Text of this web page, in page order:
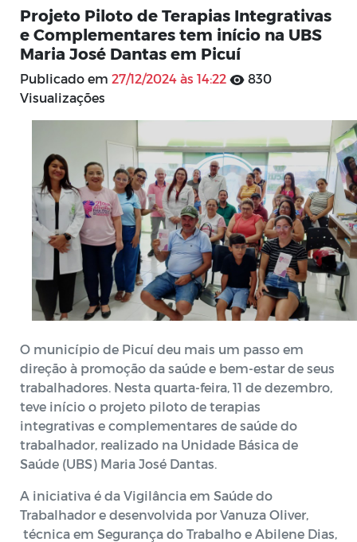
Projeto Piloto de Terapias Integrativas
e Complementares tem início na UBS
Maria José Dantas em Picuí
Publicado em 27/12/2024 às 14:22
830
Visualizações
O município de Picuí deu mais um passo em
direção à promoção da saúde e bem-estar de seus
trabalhadores. Nesta quarta-feira, 11 de dezembro,
teve início o projeto piloto de terapias
integrativas e complementares de saúde do
trabalhador, realizado na Unidade Básica de
Saúde (UBS) Maria José Dantas.
A iniciativa é da Vigilância em Saúde do
Trabalhador e desenvolvida por Vanuza Oliver,
técnica em Segurança do Trabalho e Abilene Dias,